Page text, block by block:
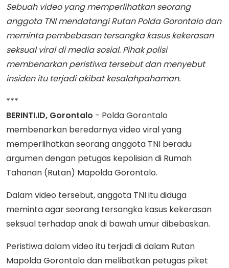
Sebuah video yang memperlihatkan seorang
anggota TNI mendatangi Rutan Polda Gorontalo dan
meminta pembebasan tersangka kasus kekerasan
seksual viral di media sosial. Pihak polisi
membenarkan peristiwa tersebut dan menyebut
insiden itu terjadi akibat kesalahpahaman.
***
BERINTI.ID, Gorontalo - Polda Gorontalo
membenarkan beredarnya video viral yang
memperlihatkan seorang anggota TNI beradu
argumen dengan petugas kepolisian di Rumah
Tahanan (Rutan) Mapolda Gorontalo.
Dalam video tersebut, anggota TNI itu diduga
meminta agar seorang tersangka kasus kekerasan
seksual terhadap anak di bawah umur dibebaskan.
Peristiwa dalam video itu terjadi di dalam Rutan
Mapolda Gorontalo dan melibatkan petugas piket